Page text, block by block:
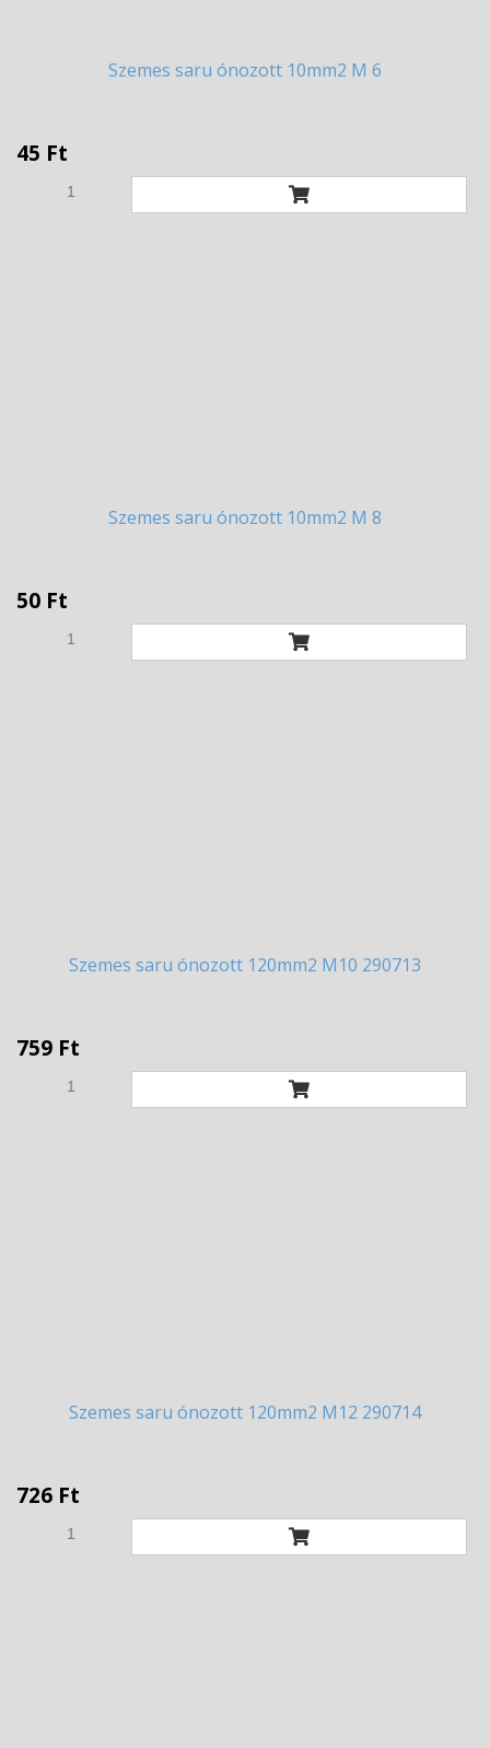
Szemes saru ónozott 10mm2 M 6
45 Ft
Szemes saru ónozott 10mm2 M 8
50 Ft
Szemes saru ónozott 120mm2 M10 290713
759 Ft
Szemes saru ónozott 120mm2 M12 290714
726 Ft